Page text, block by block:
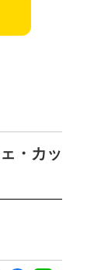
・カッ